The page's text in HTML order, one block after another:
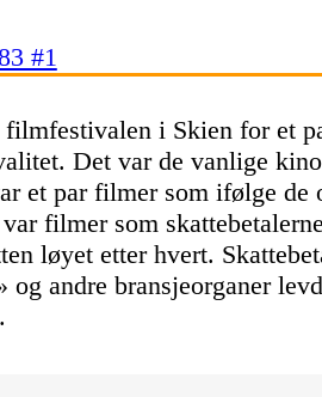
#1
i Skien for et
Det var de vanlige
et par filmer som ifølge
filmer som
løyet etter hvert.
og andre bransjeorganer